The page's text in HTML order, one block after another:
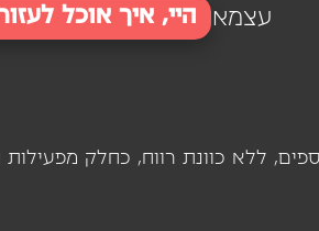
היי, איך אוכלעצמאים
580571180) בשיתוף פעולה עם ארגונים נוספים, ללא כוונת רווח, כחלק